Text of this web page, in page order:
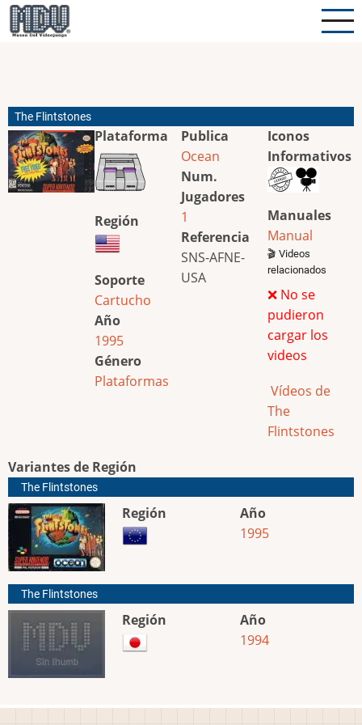
Pasar
al
The Flintstones
Plataforma
Región
Soporte
Cartucho
Año
1995
Género
Plataformas
Publica
Ocean
Num.
Jugadores
1
Referencia
SNS-AFNE-
USA
Iconos
Informativos
Manuales
Manual
🎬 Videos
relacionados
❌ No se
pudieron
cargar los
videos
Vídeos de
The
Flintstones
Variantes de Región
The Flintstones
Región
Año
1995
The Flintstones
Región
Año
1994